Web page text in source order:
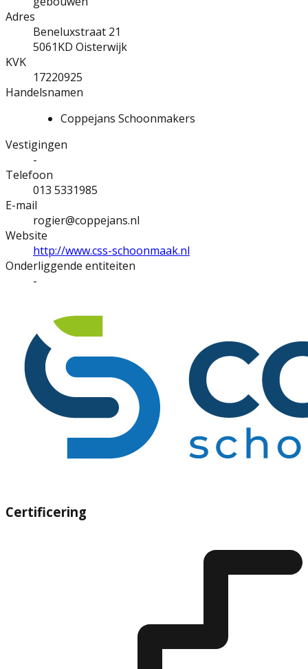
Adres
Beneluxstraat 21
5061KD Oisterwijk
KVK
17220925
Handelsnamen
Coppejans Schoonmakers
Vestigingen
-
Telefoon
013 5331985
E-mail
rogier@coppejans.nl
Website
http://www.css-schoonmaak.nl
Onderliggende entiteiten
-
Certificering